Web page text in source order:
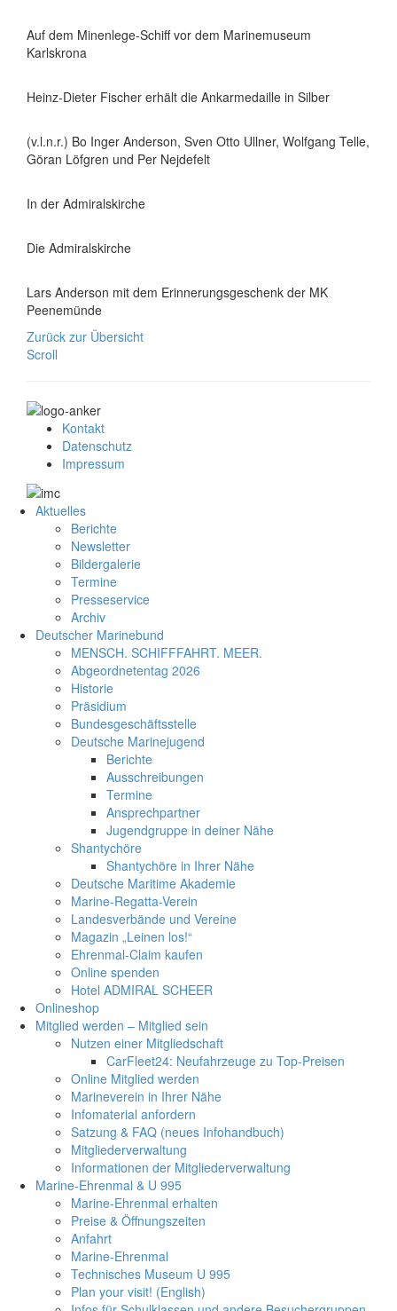
Auf dem Minenlege-Schiff vor dem Marinemuseum
Karlskrona
Heinz-Dieter Fischer erhält die Ankarmedaille in Silber
(v.l.n.r.) Bo Inger Anderson, Sven Otto Ullner, Wolfgang Telle,
Göran Löfgren und Per Nejdefelt
In der Admiralskirche
Die Admiralskirche
Lars Anderson mit dem Erinnerungsgeschenk der MK
Peenemünde
Zurück zur Übersicht
Scroll
Kontakt
Datenschutz
Impressum
Aktuelles
Berichte
Newsletter
Bildergalerie
Termine
Presseservice
Archiv
Deutscher Marinebund
MENSCH. SCHIFFFAHRT. MEER.
Abgeordnetentag 2026
Historie
Präsidium
Bundesgeschäftsstelle
Deutsche Marinejugend
Berichte
Ausschreibungen
Termine
Ansprechpartner
Jugendgruppe in deiner Nähe
Shantychöre
Shantychöre in Ihrer Nähe
Deutsche Maritime Akademie
Marine-Regatta-Verein
Landesverbände und Vereine
Magazin „Leinen los!“
Ehrenmal-Claim kaufen
Online spenden
Hotel ADMIRAL SCHEER
Onlineshop
Mitglied werden – Mitglied sein
Nutzen einer Mitgliedschaft
CarFleet24: Neufahrzeuge zu Top-Preisen
Online Mitglied werden
Marineverein in Ihrer Nähe
Infomaterial anfordern
Satzung & FAQ (neues Infohandbuch)
Mitgliederverwaltung
Informationen der Mitgliederverwaltung
Marine-Ehrenmal & U 995
Marine-Ehrenmal erhalten
Preise & Öffnungszeiten
Anfahrt
Marine-Ehrenmal
Technisches Museum U 995
Plan your visit! (English)